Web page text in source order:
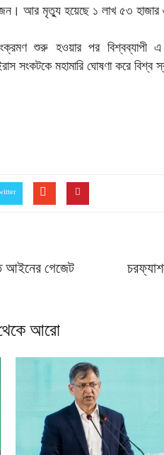
আর মৃত্যু হয়েছে ১ লাখ ৫৩
শুরু হওয়ার পর বিশ্বব্যাপী এ
সংকটকে মহামারি ঘোষণা করে বিশ্ব
আইনের গেজেট
আরো